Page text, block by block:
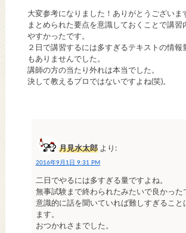
大変参考になりました！ありがとうございま
まとめられた要点を意識しておくことで講習
やすかったです。
２日で講習するには多すぎるテキストの情報
もありませんでした。
講師の方の当たり外れは本当でした。
決して教えるプロではないですよね(笑)。
月見水太郎 より:
2016年9月1日 9:31 PM
二日でやるには多すぎる量ですよね。
無事試験まで終わられたみたいで良かった
意識的に話を聞いていれば難しすぎること
ます。
おつかれさまでした。